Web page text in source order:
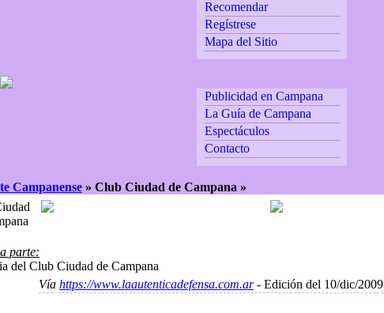
Recomendar
Regístrese
Mapa del Sitio
Publicidad en Campana
La Guía de Campana
Espectáculos
Contacto
Campanense » Club Ciudad de Campana »
parte:
del Club Ciudad de Campana
Vía https://www.laautenticadefensa.com.ar- Edición del 10/dic/2009